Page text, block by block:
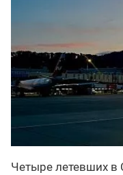
Четыре летевших в